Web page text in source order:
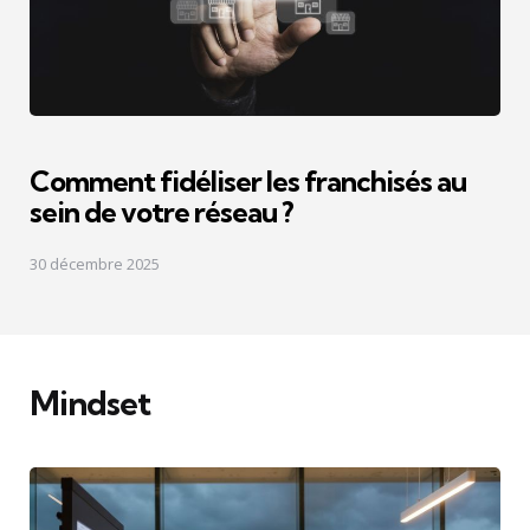
Comment fidéliser les franchisés au
sein de votre réseau ?
30 décembre 2025
Mindset